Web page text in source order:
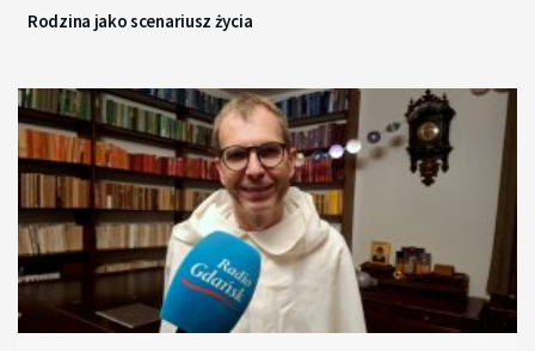
Rodzina jako scenariusz życia